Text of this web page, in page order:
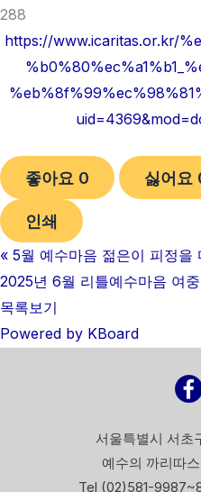
288
https://www.icaritas.or.kr/
좋아요 0 싫어요
인쇄
« 5월 예수마음 젊은이 피정을
2025년 6월 리틀예수마음 여
목록보기
Powered by KBoard
서울특별시 서초
예수의 까리따
Tel (02)581-